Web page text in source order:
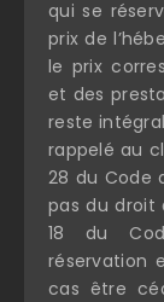
qui se
prix de
le prix
et des
reste
rappelé au
28 du Code
pas du droit
18 du
réservation
cas être